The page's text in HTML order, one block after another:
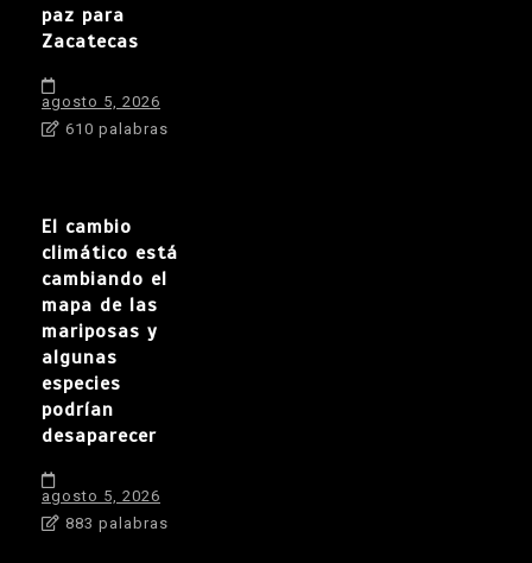
paz para
Zacatecas
agosto 5, 2026
610 palabras
El cambio
climático está
cambiando el
mapa de las
mariposas y
algunas
especies
podrían
desaparecer
agosto 5, 2026
883 palabras